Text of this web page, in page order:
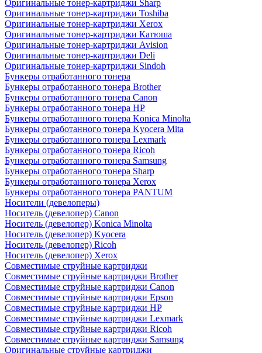
Оригинальные тонер-картриджи Sharp
Оригинальные тонер-картриджи Toshiba
Оригинальные тонер-картриджи Xerox
Оригинальные тонер-картриджи Катюша
Оригинальные тонер-картриджи Avision
Оригинальные тонер-картриджи Deli
Оригинальные тонер-картриджи Sindoh
Бункеры отработанного тонера
Бункеры отработанного тонера Brother
Бункеры отработанного тонера Canon
Бункеры отработанного тонера HP
Бункеры отработанного тонера Konica Minolta
Бункеры отработанного тонера Kyocera Mita
Бункеры отработанного тонера Lexmark
Бункеры отработанного тонера Ricoh
Бункеры отработанного тонера Samsung
Бункеры отработанного тонера Sharp
Бункеры отработанного тонера Xerox
Бункеры отработанного тонера PANTUM
Носители (девелоперы)
Носитель (девелопер) Canon
Носитель (девелопер) Konica Minolta
Носитель (девелопер) Kyocera
Носитель (девелопер) Ricoh
Носитель (девелопер) Xerox
Совместимые струйные картриджи
Совместимые струйные картриджи Brother
Совместимые струйные картриджи Canon
Совместимые струйные картриджи Epson
Совместимые струйные картриджи HP
Совместимые струйные картриджи Lexmark
Совместимые струйные картриджи Ricoh
Совместимые струйные картриджи Samsung
Оригинальные струйные картриджи